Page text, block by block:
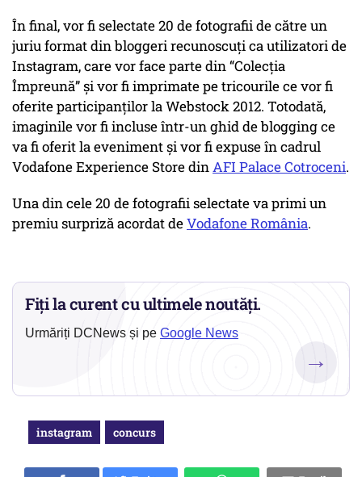
În final, vor fi selectate 20 de fotografii de către un
juriu format din bloggeri recunoscuţi ca utilizatori de
Instagram, care vor face parte din “Colecţia
Împreună” şi vor fi imprimate pe tricourile ce vor fi
oferite participanţilor la Webstock 2012. Totodată,
imaginile vor fi incluse într-un ghid de blogging ce
va fi oferit la eveniment şi vor fi expuse în cadrul
Vodafone Experience Store dinAFI Palace Cotroceni.
Una din cele 20 de fotografii selectate va primi un
premiu surpriză acordat deVodafone România.
Fiți la curent cu ultimele noutăți.
Urmăriți DCNews și pe Google News
→
instagram concurs